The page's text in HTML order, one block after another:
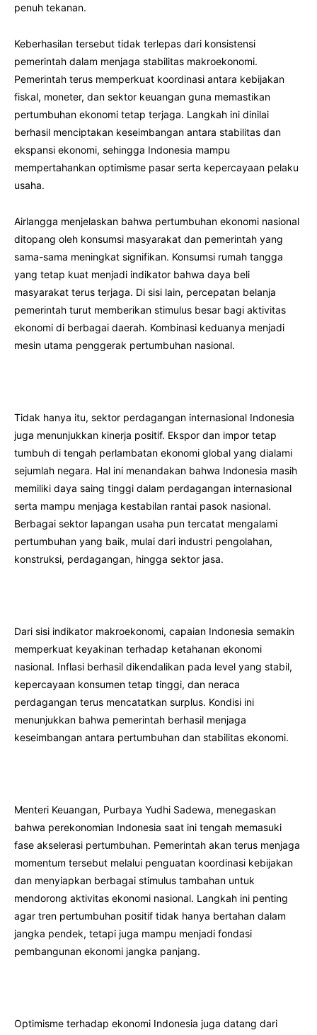
penuh tekanan.
Keberhasilan tersebut tidak terlepas dari konsistensi
pemerintah dalam menjaga stabilitas makroekonomi.
Pemerintah terus memperkuat koordinasi antara kebijakan
fiskal, moneter, dan sektor keuangan guna memastikan
pertumbuhan ekonomi tetap terjaga. Langkah ini dinilai
berhasil menciptakan keseimbangan antara stabilitas dan
ekspansi ekonomi, sehingga Indonesia mampu
mempertahankan optimisme pasar serta kepercayaan pelaku
usaha.
Airlangga menjelaskan bahwa pertumbuhan ekonomi nasional
ditopang oleh konsumsi masyarakat dan pemerintah yang
sama-sama meningkat signifikan. Konsumsi rumah tangga
yang tetap kuat menjadi indikator bahwa daya beli
masyarakat terus terjaga. Di sisi lain, percepatan belanja
pemerintah turut memberikan stimulus besar bagi aktivitas
ekonomi di berbagai daerah. Kombinasi keduanya menjadi
mesin utama penggerak pertumbuhan nasional.
Tidak hanya itu, sektor perdagangan internasional Indonesia
juga menunjukkan kinerja positif. Ekspor dan impor tetap
tumbuh di tengah perlambatan ekonomi global yang dialami
sejumlah negara. Hal ini menandakan bahwa Indonesia masih
memiliki daya saing tinggi dalam perdagangan internasional
serta mampu menjaga kestabilan rantai pasok nasional.
Berbagai sektor lapangan usaha pun tercatat mengalami
pertumbuhan yang baik, mulai dari industri pengolahan,
konstruksi, perdagangan, hingga sektor jasa.
Dari sisi indikator makroekonomi, capaian Indonesia semakin
memperkuat keyakinan terhadap ketahanan ekonomi
nasional. Inflasi berhasil dikendalikan pada level yang stabil,
kepercayaan konsumen tetap tinggi, dan neraca
perdagangan terus mencatatkan surplus. Kondisi ini
menunjukkan bahwa pemerintah berhasil menjaga
keseimbangan antara pertumbuhan dan stabilitas ekonomi.
Menteri Keuangan, Purbaya Yudhi Sadewa, menegaskan
bahwa perekonomian Indonesia saat ini tengah memasuki
fase akselerasi pertumbuhan. Pemerintah akan terus menjaga
momentum tersebut melalui penguatan koordinasi kebijakan
dan menyiapkan berbagai stimulus tambahan untuk
mendorong aktivitas ekonomi nasional. Langkah ini penting
agar tren pertumbuhan positif tidak hanya bertahan dalam
jangka pendek, tetapi juga mampu menjadi fondasi
pembangunan ekonomi jangka panjang.
Optimisme terhadap ekonomi Indonesia juga datang dari